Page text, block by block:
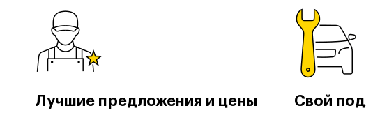
Лучшие предложения и цены Свой